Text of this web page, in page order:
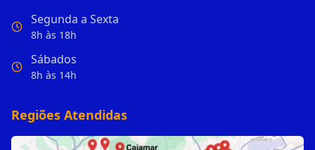
Segunda a Sexta
8h às 18h
Sábados
8h às 14h
Regiões Atendidas